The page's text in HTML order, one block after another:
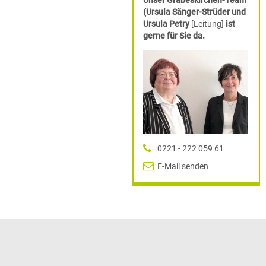
(Ursula Sänger-Strüder und
Ursula Petry[Leitung] ist
gerne für Sie da.
0221 - 222 059 61
E-Mail senden